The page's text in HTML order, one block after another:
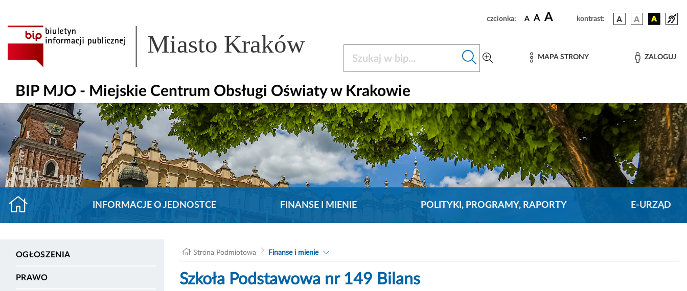
czcionka: A A A kontrast:
Miasto Kraków MAPA STRONY ZALOGUJ
BIP MJO - Miejskie Centrum Obsługi Oświaty w Krakowie
INFORMACJE O JEDNOSTCE FINANSE I MIENIE POLITYKI, PROGRAMY, RAPORTY E-URZĄD
OGŁOSZENIA
PRAWO
Strona Podmiotowa Finanse i mienie
Szkoła Podstawowa nr 149 Bilans